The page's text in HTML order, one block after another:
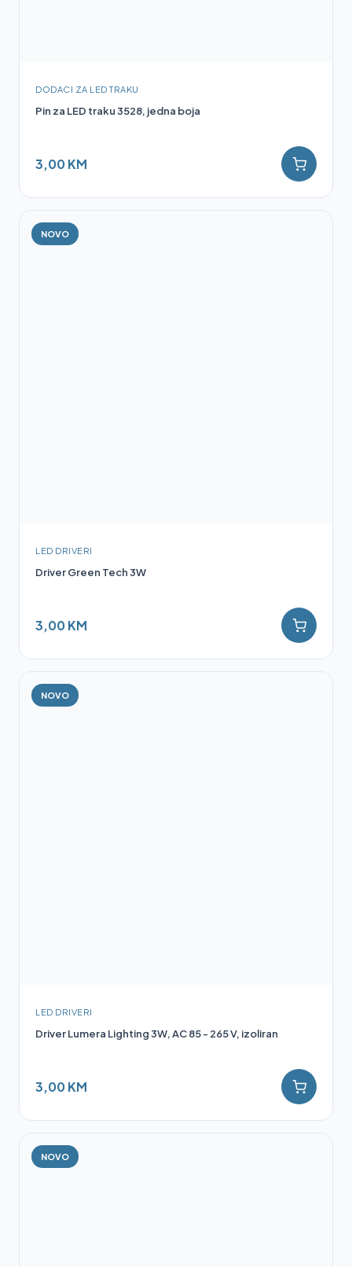
DODACI ZA LED TRAKU
Pin za LED traku 3528, jedna boja
3,00 KM
NOVO
LED DRIVERI
Driver Green Tech 3W
3,00 KM
NOVO
LED DRIVERI
Driver Lumera Lighting 3W, AC 85 - 265 V, izoliran
3,00 KM
NOVO